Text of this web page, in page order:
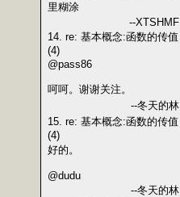
里糊涂
--XTSHMF
14. re: 基本概念:函数的传值
(4)
@pass86
呵呵。谢谢关注。
--冬天的林
15. re: 基本概念:函数的传值
(4)
好的。
@dudu
--冬天的林